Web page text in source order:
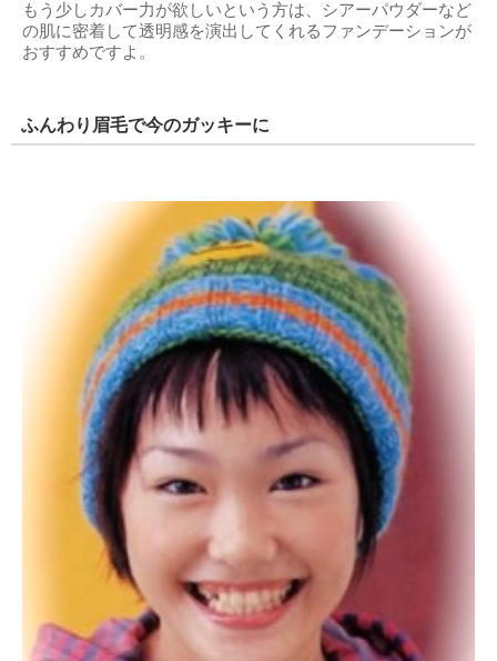
もう少しカバー力が欲しいという方は、シアーパウダーなど
の肌に密着して透明感を演出してくれるファンデーションが
おすすめですよ。
ふんわり眉毛で今のガッキーに